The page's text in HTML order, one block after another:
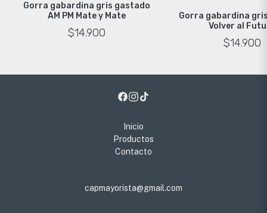
Gorra gabardina gris gastado
AM PM Mate y Mate
$14.900
Gorra gabardina
Volver al
$14.900
Inicio
Productos
Contacto
capmayorista@gmail.com